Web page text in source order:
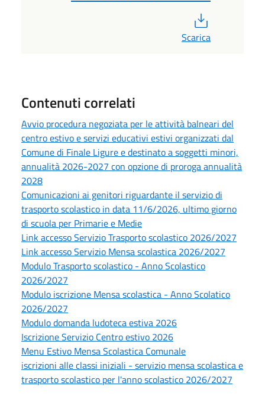
Scarica
Contenuti correlati
Avvio procedura negoziata per le attività balneari del
centro estivo e servizi educativi estivi organizzati dal
Comune di Finale Ligure e destinato a soggetti minori,
annualità 2026-2027 con opzione di proroga annualità
2028
Comunicazioni ai genitori riguardante il servizio di
trasporto scolastico in data 11/6/2026, ultimo giorno
di scuola per Primarie e Medie
Link accesso Servizio Trasporto scolastico 2026/2027
Link accesso Servizio Mensa scolastica 2026/2027
Modulo Trasporto scolastico - Anno Scolastico
2026/2027
Modulo iscrizione Mensa scolastica - Anno Scolatico
2026/2027
Modulo domanda ludoteca estiva 2026
Iscrizione Servizio Centro estivo 2026
Menu Estivo Mensa Scolastica Comunale
iscrizioni alle classi iniziali - servizio mensa scolastica e
trasporto scolastico per l'anno scolastico 2026/2027